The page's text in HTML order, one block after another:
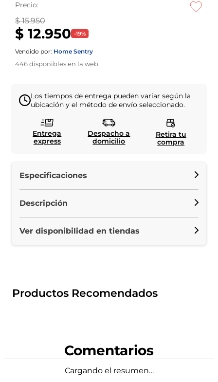
Precio:
$ 15.950
$ 12.950 -19%
Vendido por: Home Sentry
446disponibles en la web
Los tiempos de entrega pueden variar según la
ubicación y el método de envío seleccionado.
Entrega
express
Despacho a
domicilio
Retira tu
compra
Especificaciones
Descripción
Ver disponibilidad en tiendas
Productos Recomendados
Comentarios
Cargando el resumen…